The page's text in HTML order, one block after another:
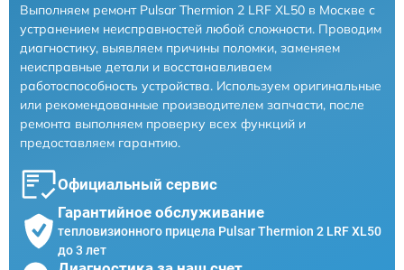
Выполняем ремонт Pulsar Thermion 2 LRF XL50 в Москве с
устранением неисправностей любой сложности. Проводим
диагностику, выявляем причины поломки, заменяем
неисправные детали и восстанавливаем
работоспособность устройства. Используем оригинальные
или рекомендованные производителем запчасти, после
ремонта выполняем проверку всех функций и
предоставляем гарантию.
Официальный сервис
Гарантийное обслуживание
тепловизионного прицела Pulsar Thermion 2 LRF XL50
до 3 лет